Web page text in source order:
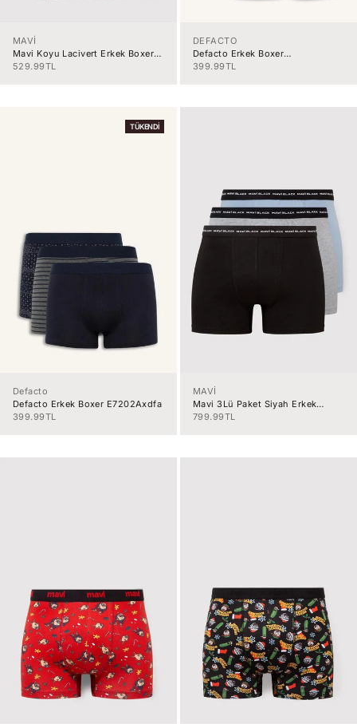
MAVİ
Mavi Koyu Lacivert Erkek Boxer
M0912136-7
İndirimli fiyat
529.99TL
DEFACTO
Defacto Erkek Boxer
K7635Azaaa1
İndirimli fiyat
399.99TL
TÜKENDI
Defacto
Defacto Erkek Boxer E7202Axdfa
İndirimli fiyat
399.99TL
MAVİ
Mavi 3Lü Paket Siyah Erkek
Boxer M0911987-900
İndirimli fiyat
799.99TL